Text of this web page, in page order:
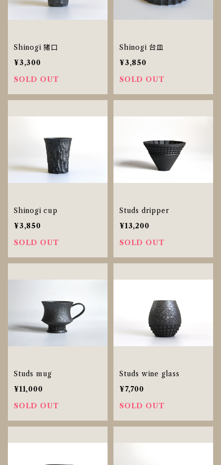
Shinogi 猪口
¥3,300
SOLD OUT
Shinogi 台皿
¥3,850
SOLD OUT
Shinogi cup
¥3,850
SOLD OUT
Studs dripper
¥13,200
SOLD OUT
Studs mug
¥11,000
SOLD OUT
Studs wine glass
¥7,700
SOLD OUT